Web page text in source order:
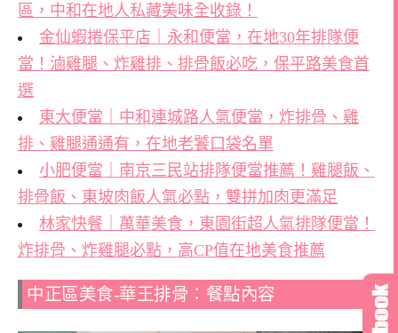
區，中和在地人私藏美味全收錄！
金仙蝦捲保平店｜永和便當，在地30年排隊便
當！滷雞腿、炸雞排、排骨飯必吃，保平路美食首
選
東大便當｜中和連城路人氣便當，炸排骨、雞
排、雞腿通通有，在地老饕口袋名單
小肥便當｜南京三民站排隊便當推薦！雞腿飯、
排骨飯、東坡肉飯人氣必點，雙拼加肉更滿足
林家快餐｜萬華美食，東園街超人氣排隊便當！
炸排骨、炸雞腿必點，高CP值在地美食推薦
中正區美食-華王排骨：餐點內容